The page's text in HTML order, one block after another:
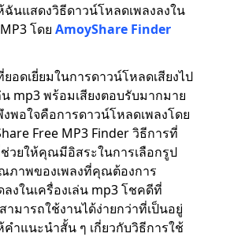
นแสดงวิธีดาวน์โหลดเพลงลงใน
โดย AmoyShare Finder
อดเยี่ยมในการดาวน์โหลดเสียงไป
น mp3 พร้อมเสียงตอบรับมากมาย
พอใจคือการดาวน์โหลดเพลงโดย
Free MP3 Finder วิธีการที่
วยให้คุณมีอิสระในการเลือกรูป
ภาพของเพลงที่คุณต้องการ
งในเครื่องเล่น mp3 โชคดีที่
ามารถใช้งานได้ง่ายกว่าที่เป็นอยู่
ำแนะนำสั้น ๆ เกี่ยวกับวิธีการใช้